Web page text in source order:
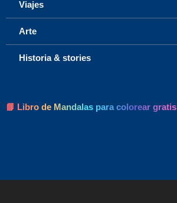
Viajes
Arte
Historia & stories
📘 Libro de Mandalas para colorear gratis